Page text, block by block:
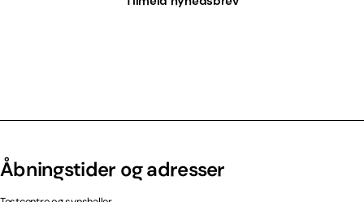
Åbningstider og adresser